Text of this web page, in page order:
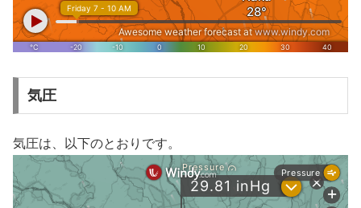
気圧
気圧は、以下のとおりです。